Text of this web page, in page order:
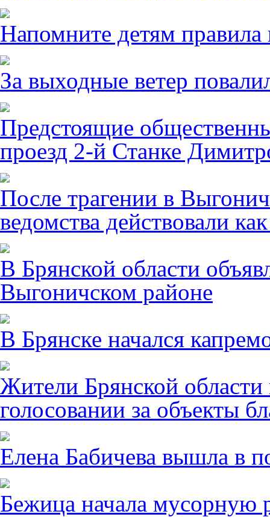
Напомните детям правила
За выходные ветер
Предстоящие
проезд 2-й Станке
После трагении в
ведомства действовали
В Брянской области
Выгоничском районе
В Брянске начался
Жители Брянской области
голосовании за объекты
Елена Бабичева вышла в
Бежица начала мусорную